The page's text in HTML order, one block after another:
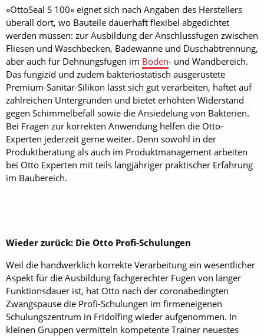
»OttoSeal S 100« eignet sich nach Angaben des Herstellers
überall dort, wo Bauteile dauerhaft flexibel abgedichtet
werden müssen: zur Ausbildung der Anschlussfugen zwischen
Fliesen und Waschbecken, Badewanne und Duschabtrennung,
aber auch für Dehnungsfugen im Boden- und Wandbereich.
Das fungizid und zudem bakteriostatisch ausgerüstete
Premium-Sanitär-Silikon lässt sich gut verarbeiten, haftet auf
zahlreichen Untergründen und bietet erhöhten Widerstand
gegen Schimmelbefall sowie die Ansiedelung von Bakterien.
Bei Fragen zur korrekten Anwendung helfen die Otto-
Experten jederzeit gerne weiter. Denn sowohl in der
Produktberatung als auch im Produktmanagement arbeiten
bei Otto Experten mit teils langjähriger praktischer Erfahrung
im Baubereich.
Wieder zurück: Die Otto Profi-Schulungen
Weil die handwerklich korrekte Verarbeitung ein wesentlicher
Aspekt für die Ausbildung fachgerechter Fugen von langer
Funktionsdauer ist, hat Otto nach der coronabedingten
Zwangspause die Profi-Schulungen im firmeneigenen
Schulungszentrum in Fridolfing wieder aufgenommen. In
kleinen Gruppen vermitteln kompetente Trainer neuestes